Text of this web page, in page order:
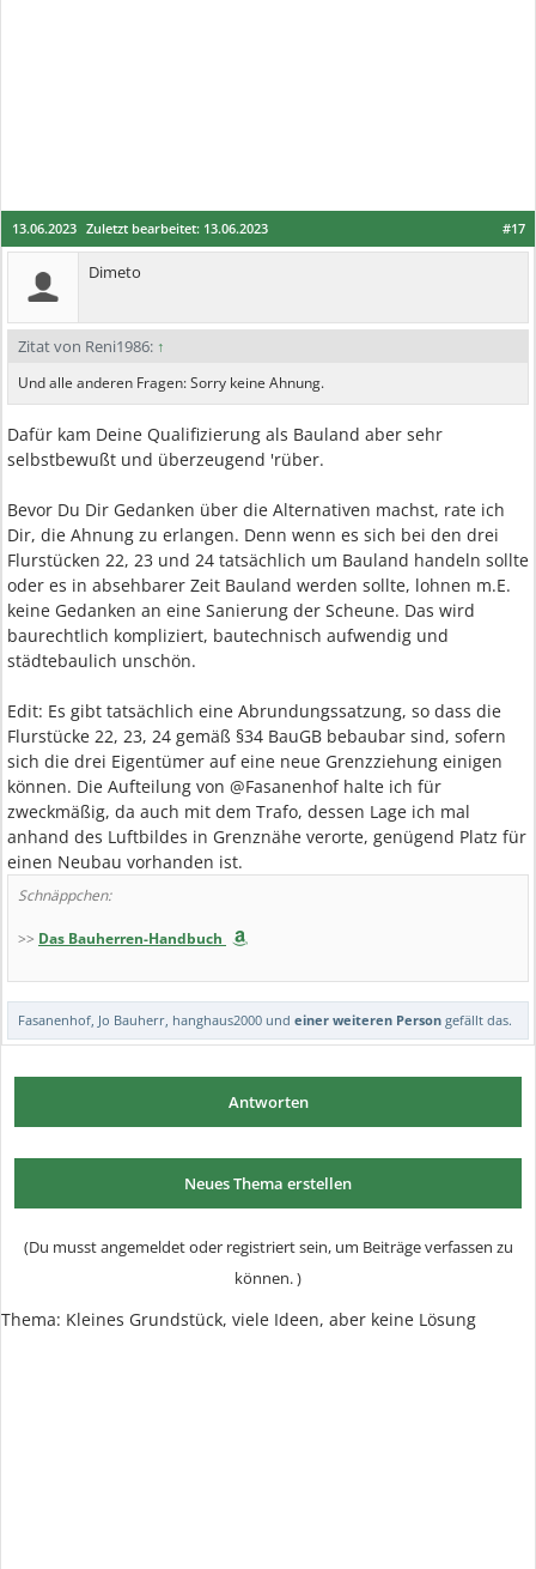
#17
13.06.2023 Zuletzt bearbeitet: 13.06.2023
Dimeto
Zitat von Reni1986: ↑
Und alle anderen Fragen: Sorry keine Ahnung.
Dafür kam Deine Qualifizierung als Bauland aber sehr
selbstbewußt und überzeugend 'rüber.
Bevor Du Dir Gedanken über die Alternativen machst, rate ich
Dir, die Ahnung zu erlangen. Denn wenn es sich bei den drei
Flurstücken 22, 23 und 24 tatsächlich um Bauland handeln sollte
oder es in absehbarer Zeit Bauland werden sollte, lohnen m.E.
keine Gedanken an eine Sanierung der Scheune. Das wird
baurechtlich kompliziert, bautechnisch aufwendig und
städtebaulich unschön.
Edit: Es gibt tatsächlich eine Abrundungssatzung, so dass die
Flurstücke 22, 23, 24 gemäß §34 BauGB bebaubar sind, sofern
sich die drei Eigentümer auf eine neue Grenzziehung einigen
können. Die Aufteilung von @Fasanenhof halte ich für
zweckmäßig, da auch mit dem Trafo, dessen Lage ich mal
anhand des Luftbildes in Grenznähe verorte, genügend Platz für
einen Neubau vorhanden ist.
Schnäppchen:
>> Das Bauherren-Handbuch
Fasanenhof Jo Bauherr hanghaus2000 und einer weiteren Person gefällt das.
Antworten
Neues Thema erstellen
(Du musst angemeldet oder registriert sein, um Beiträge verfassen zu
können. )
Thema: Kleines Grundstück, viele Ideen, aber keine Lösung